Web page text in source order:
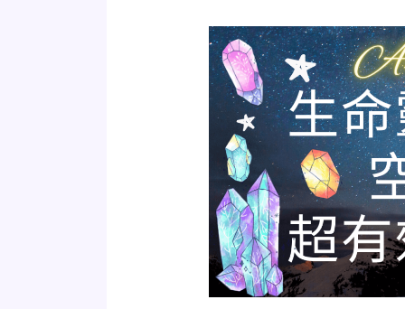
生
命
靈
數
命
盤
中
『空
缺
數』
對